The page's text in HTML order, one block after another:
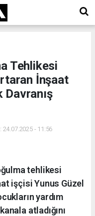
Tehlikesi
İnşaat
24.07.2025 - 11:56
tehlikesi
işçisi Yunus Güzel
yardım
atladığını